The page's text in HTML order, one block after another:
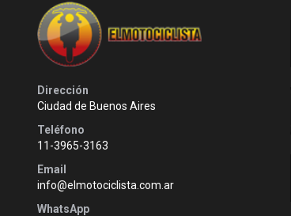
Dirección
Ciudad de Buenos Aires
Teléfono
11-3965-3163
Email
info@elmotociclista.com.ar
WhatsApp